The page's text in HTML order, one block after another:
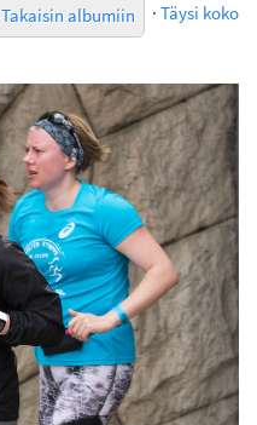
Takaisin albumiin · Täysi koko